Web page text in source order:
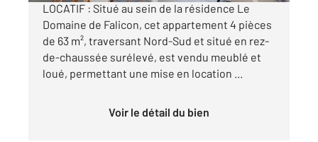
LOCATIF : Situé au sein de la résidence Le
Domaine de Falicon, cet appartement 4 pièces
de 63 m², traversant Nord-Sud et situé en rez-
de-chaussée surélevé, est vendu meublé et
loué, permettant une mise en location ...
Voir le détail du bien